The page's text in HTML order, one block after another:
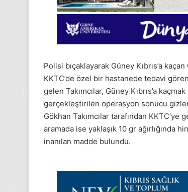
Polisi bıçaklayarak Güney Kıbrıs’a
KKTC’de özel bir hastanede tedavi
gelen Takımcılar, Güney Kıbrıs’a
gerçekleştirilen operasyon sonucu
Gökhan Takımcılar tarafından
aramada ise yaklaşık 10 gr ağırlığında
inanılan madde bulundu.